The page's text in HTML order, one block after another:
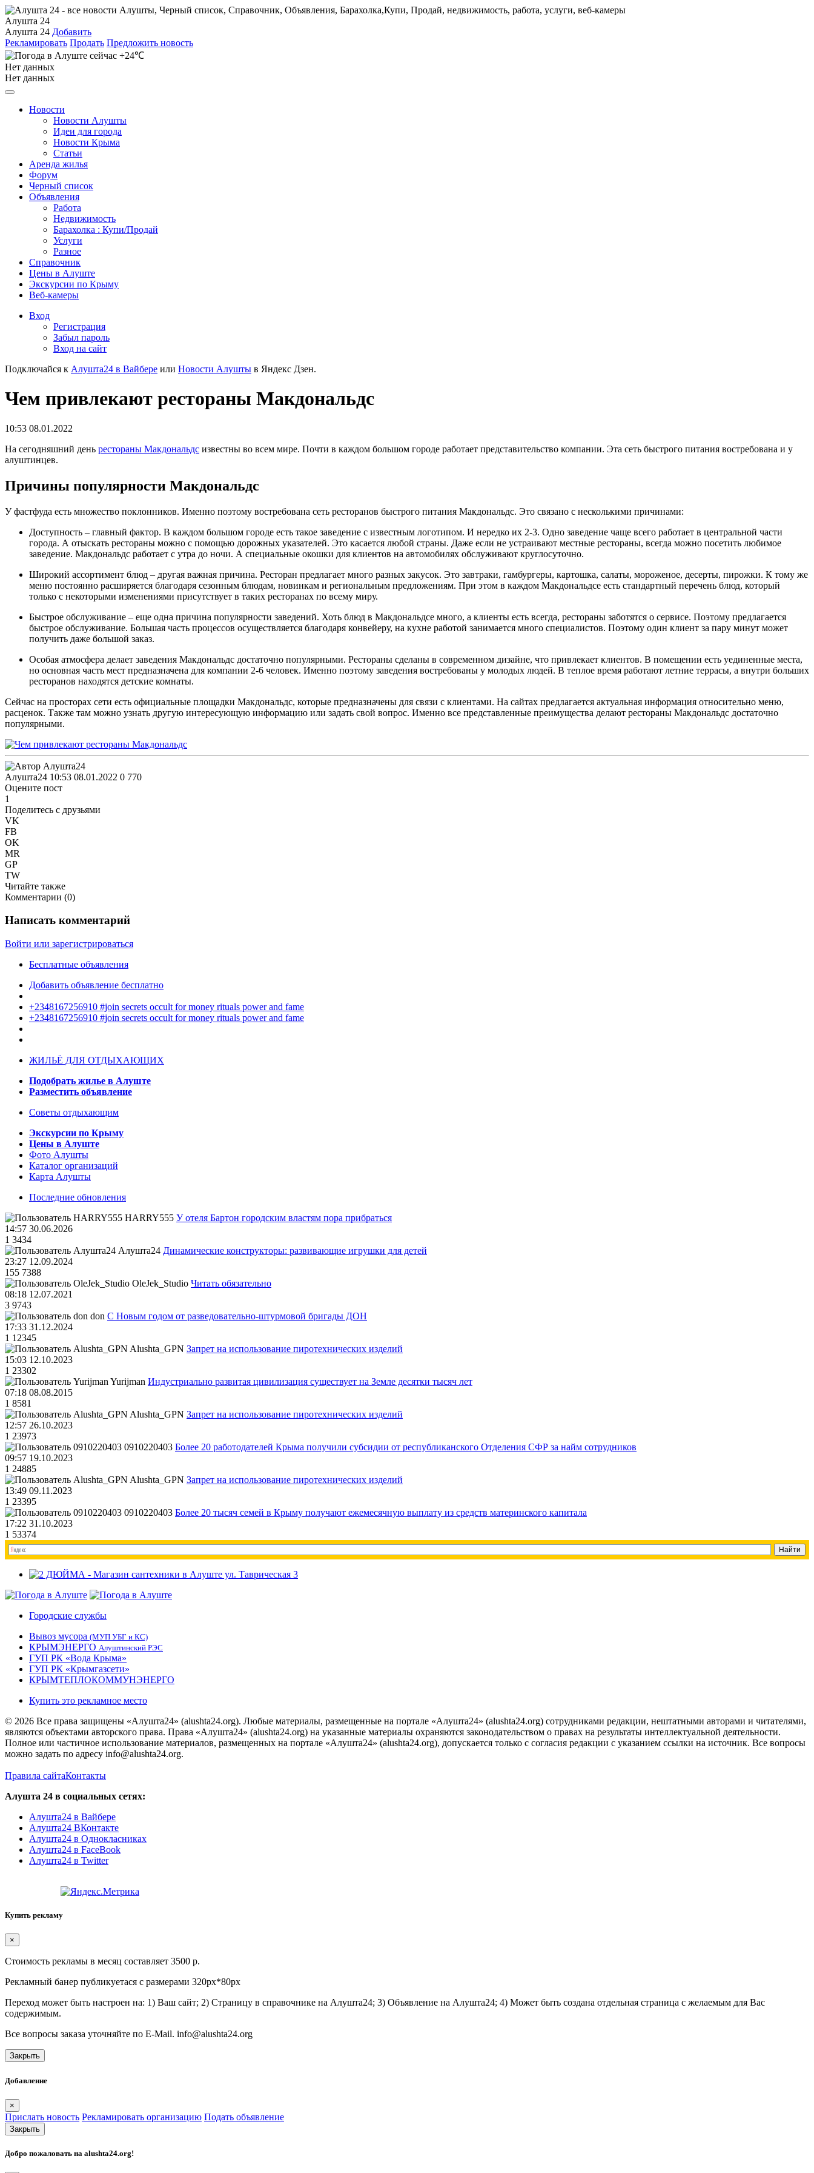
Алушта 24
Алушта 24 Добавить
Рекламировать Продать Предложить новость
+24℃
Нет данных
Нет данных
Новости
Новости Алушты
Идеи для города
Новости Крыма
Статьи
Аренда жилья
Форум
Черный список
Объявления
Работа
Недвижимость
Барахолка : Купи/Продай
Услуги
Разное
Справочник
Цены в Алуште
Экскурсии по Крыму
Веб-камеры
Вход
Регистрация
Забыл пароль
Вход на сайт
Подключайся к Алушта24 в Вайбере или Новости Алушты в Яндекс Дзен.
Чем привлекают рестораны Макдональдс
10:53 08.01.2022
На сегодняшний день рестораны Макдональдс известны во всем мире. Почти в каждом большом городе работает представительство компании. Эта сеть быстрого питания востребована и у
алуштинцев.
Причины популярности Макдональдс
У фастфуда есть множество поклонников. Именно поэтому востребована сеть ресторанов быстрого питания Макдональдс. Это связано с несколькими причинами:
Доступность – главный фактор. В каждом большом городе есть такое заведение с известным логотипом. И нередко их 2-3. Одно заведение чаще всего работает в центральной части
города. А отыскать рестораны можно с помощью дорожных указателей. Это касается любой страны. Даже если не устраивают местные рестораны, всегда можно посетить любимое
заведение. Макдональдс работает с утра до ночи. А специальные окошки для клиентов на автомобилях обслуживают круглосуточно.
Широкий ассортимент блюд – другая важная причина. Ресторан предлагает много разных закусок. Это завтраки, гамбургеры, картошка, салаты, мороженое, десерты, пирожки. К тому же
меню постоянно расширяется благодаря сезонным блюдам, новинкам и региональным предложениям. При этом в каждом Макдональдсе есть стандартный перечень блюд, который
только с некоторыми изменениями присутствует в таких ресторанах по всему миру.
Быстрое обслуживание – еще одна причина популярности заведений. Хоть блюд в Макдональдсе много, а клиенты есть всегда, рестораны заботятся о сервисе. Поэтому предлагается
быстрое обслуживание. Большая часть процессов осуществляется благодаря конвейеру, на кухне работой занимается много специалистов. Поэтому один клиент за пару минут может
получить даже большой заказ.
Особая атмосфера делает заведения Макдональдс достаточно популярными. Рестораны сделаны в современном дизайне, что привлекает клиентов. В помещении есть уединенные места,
но основная часть мест предназначена для компании 2-6 человек. Именно поэтому заведения востребованы у молодых людей. В теплое время работают летние террасы, а внутри больших
ресторанов находятся детские комнаты.
Сейчас на просторах сети есть официальные площадки Макдональдс, которые предназначены для связи с клиентами. На сайтах предлагается актуальная информация относительно меню,
расценок. Также там можно узнать другую интересующую информацию или задать свой вопрос. Именно все представленные преимущества делают рестораны Макдональдс достаточно
популярными.
Алушта24 10:53 08.01.2022 0 770
Оцените пост
1
Поделитесь с друзьями
VK
FB
OK
MR
GP
TW
Читайте также
Комментарии (0)
Написать комментарий
Войти или зарегистрироваться
Бесплатные объявления
Добавить объявление бесплатно
+2348167256910 #join secrets occult for money rituals power and fame
+2348167256910 #join secrets occult for money rituals power and fame
ЖИЛЬЁ ДЛЯ ОТДЫХАЮЩИХ
Подобрать жилье в Алуште
Разместить объявление
Советы отдыхающим
Экскурсии по Крыму
Цены в Алуште
Фото Алушты
Каталог организаций
Карта Алушты
Последние обновления
HARRY555 У отеля Бартон городским властям пора прибраться
14:57 30.06.2026
1 3434
Алушта24 Динамические конструкторы: развивающие игрушки для детей
23:27 12.09.2024
155 7388
OleJek_Studio Читать обязательно
08:18 12.07.2021
3 9743
don С Новым годом от разведовательно-штурмовой бригады ДОН
17:33 31.12.2024
1 12345
Alushta_GPN Запрет на использование пиротехнических изделий
15:03 12.10.2023
1 23302
Yurijman Индустриально развитая цивилизация существует на Земле десятки тысяч лет
07:18 08.08.2015
1 8581
Alushta_GPN Запрет на использование пиротехнических изделий
12:57 26.10.2023
1 23973
0910220403 Более 20 работодателей Крыма получили субсидии от республиканского Отделения СФР за найм сотрудников
09:57 19.10.2023
1 24885
Alushta_GPN Запрет на использование пиротехнических изделий
13:49 09.11.2023
1 23395
0910220403 Более 20 тысяч семей в Крыму получают ежемесячную выплату из средств материнского капитала
17:22 31.10.2023
1 53374
Городские службы
Вывоз мусора (МУП УБГ и КС)
КРЫМЭНЕРГО Алуштинский РЭС
ГУП РК «Вода Крыма»
ГУП РК «Крымгазсети»
КРЫМТЕПЛОКОММУНЭНЕРГО
Купить это рекламное место
© 2026 Все права защищены «Алушта24» (alushta24.org). Любые материалы, размещенные на портале «Алушта24» (alushta24.org) сотрудниками редакции, нештатными авторами и читателями,
являются объектами авторского права. Права «Алушта24» (alushta24.org) на указанные материалы охраняются законодательством о правах на результаты интеллектуальной деятельности.
Полное или частичное использование материалов, размещенных на портале «Алушта24» (alushta24.org), допускается только с согласия редакции с указанием ссылки на источник. Все вопросы
можно задать по адресу info@alushta24.org.
Правила сайтаКонтакты
Алушта 24 в социальных сетях:
Алушта24 в Вайбере
Алушта24 ВКонтакте
Алушта24 в Однокласниках
Алушта24 в FaceBook
Алушта24 в Twitter
Купить рекламу
×
Стоимость рекламы в месяц составляет 3500 р.
Рекламный банер публикуетася с размерами 320px*80px
Переход может быть настроен на: 1) Ваш сайт; 2) Страницу в справочнике на Алушта24; 3) Объявление на Алушта24; 4) Может быть создана отдельная страница с желаемым для Вас
содержимым.
Все вопросы заказа уточняйте по E-Mail. info@alushta24.org
Закрыть
Добавление
×
Прислать новость Рекламировать организацию Подать объявление
Закрыть
Добро пожаловать на alushta24.org!